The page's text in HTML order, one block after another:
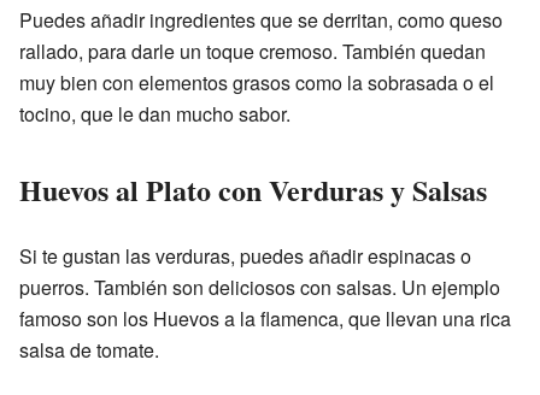
Puedes añadir ingredientes que se derritan, como queso
rallado, para darle un toque cremoso. También quedan
muy bien con elementos grasos como la sobrasada o el
tocino, que le dan mucho sabor.
Huevos al Plato con Verduras y Salsas
Si te gustan las verduras, puedes añadir espinacas o
puerros. También son deliciosos con salsas. Un ejemplo
famoso son los Huevos a la flamenca, que llevan una rica
salsa de tomate.